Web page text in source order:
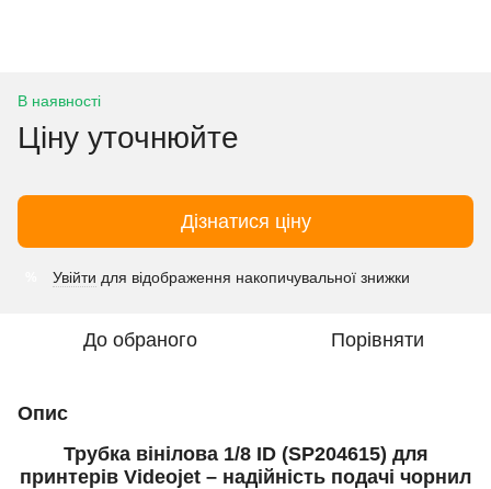
В наявності
Ціну уточнюйте
Дізнатися ціну
Увійти для відображення накопичувальної знижки
До обраного Порівняти
Опис
Трубка вінілова 1/8 ID (SP204615) для
принтерів Videojet – надійність подачі чорнил